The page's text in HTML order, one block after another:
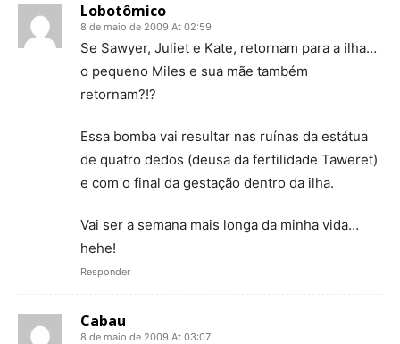
Lobotômico
8 de maio de 2009 At 02:59
Se Sawyer, Juliet e Kate, retornam para a ilha…
o pequeno Miles e sua mãe também
retornam?!?
Essa bomba vai resultar nas ruínas da estátua
de quatro dedos (deusa da fertilidade Taweret)
e com o final da gestação dentro da ilha.
Vai ser a semana mais longa da minha vida…
hehe!
Responder
Cabau
8 de maio de 2009 At 03:07